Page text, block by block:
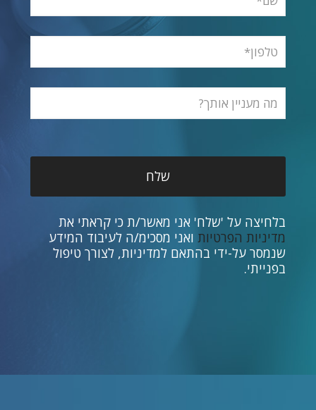
בלחיצה על 'שלח' אני מאשר/ת כי קראתי את
מדיניות הפרטיות ואני מסכימ/ה לעיבוד המידע
שנמסר על-ידי בהתאם למדיניות, לצורך טיפול
בפנייתי.